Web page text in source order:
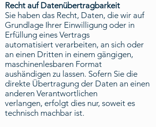
Recht auf Datenübertragbarkeit
Sie haben das Recht, Daten, die wir auf
Grundlage Ihrer Einwilligung oder in
Erfüllung eines Vertrags
automatisiert verarbeiten, an sich oder
an einen Dritten in einem gängigen,
maschinenlesbaren Format
aushändigen zu lassen. Sofern Sie die
direkte Übertragung der Daten an einen
anderen Verantwortlichen
verlangen, erfolgt dies nur, soweit es
technisch machbar ist.